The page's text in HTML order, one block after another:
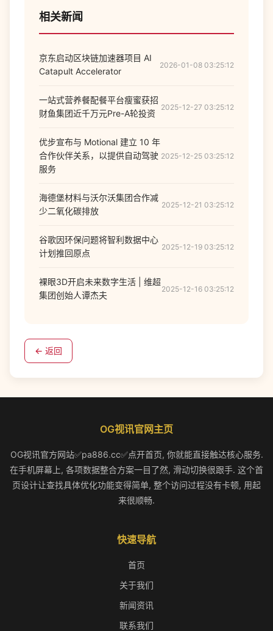
相关新闻
京东启动区块链加速器项目 AI
Catapult Accelerator
2026-01-08 03:25:12
一站式营养餐配餐平台瘦蜜获招
财鱼集团近千万元Pre-A轮投资
2025-12-27 03:25:12
优步宣布与 Motional 建立 10 年
合作伙伴关系，以提供自动驾驶
服务
2025-12-25 03:25:12
海德堡材料与沃尔沃集团合作减
少二氧化碳排放
2025-12-21 03:25:12
谷歌因环保问题将智利数据中心
计划推回原点
2025-12-19 03:25:12
裸眼3D开启未来数字生活 | 维超
集团创始人谭杰夫
2025-12-16 03:25:12
← 返回
OG视讯官网主页
OG视讯官方网站✅pa886.cc✅点开首页, 你就能直接触达核心服务.
在手机屏幕上, 各项数据整合方案一目了然, 滑动切换很跟手. 这个首
页设计让查找具体优化功能变得简单, 整个访问过程没有卡顿, 用起
来很顺畅.
快速导航
首页
关于我们
新闻资讯
联系我们